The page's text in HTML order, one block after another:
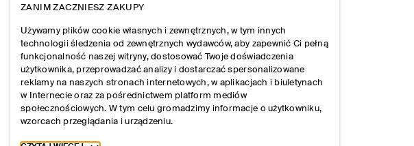
ZANIM ZACZNIESZ ZAKUPY
Używamy plików cookie własnych i zewnętrznych, w tym innych
technologii śledzenia od zewnętrznych wydawców, aby zapewnić Ci pełną
funkcjonalność naszej witryny, dostosować Twoje doświadczenia
użytkownika, przeprowadzać analizy i dostarczać spersonalizowane
reklamy na naszych stronach internetowych, w aplikacjach i biuletynach
w Internecie oraz za pośrednictwem platform mediów
społecznościowych. W tym celu gromadzimy informacje o użytkowniku,
wzorcach przeglądania i urządzeniu.